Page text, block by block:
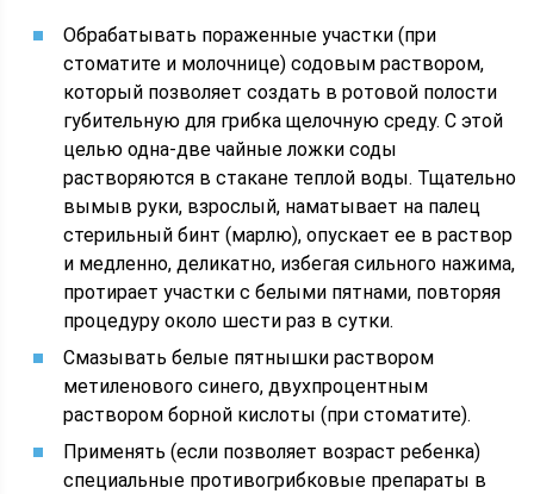
Обрабатывать пораженные участки (при
стоматите и молочнице) содовым раствором,
который позволяет создать в ротовой полости
губительную для грибка щелочную среду. С этой
целью одна-две чайные ложки соды
растворяются в стакане теплой воды. Тщательно
вымыв руки, взрослый, наматывает на палец
стерильный бинт (марлю), опускает ее в раствор
и медленно, деликатно, избегая сильного нажима,
протирает участки с белыми пятнами, повторяя
процедуру около шести раз в сутки.
Смазывать белые пятнышки раствором
метиленового синего, двухпроцентным
раствором борной кислоты (при стоматите).
Применять (если позволяет возраст ребенка)
специальные противогрибковые препараты в